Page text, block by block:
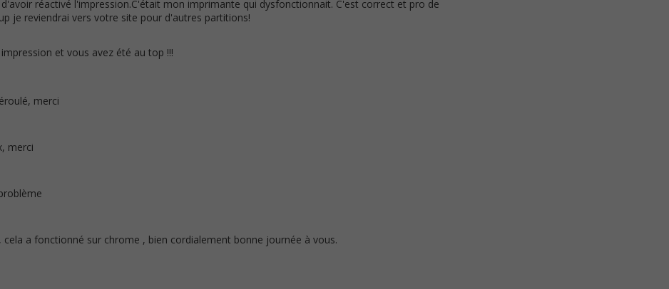
réactivé l'impression.C'était mon imprimante qui dysfonctionnait. C'est correct et pro de
je reviendrai vers votre site pour d'autres partitions!
et vous avez été au top !!!
merci
merci
cela a fonctionné sur chrome , bien cordialement bonne journée à vous.